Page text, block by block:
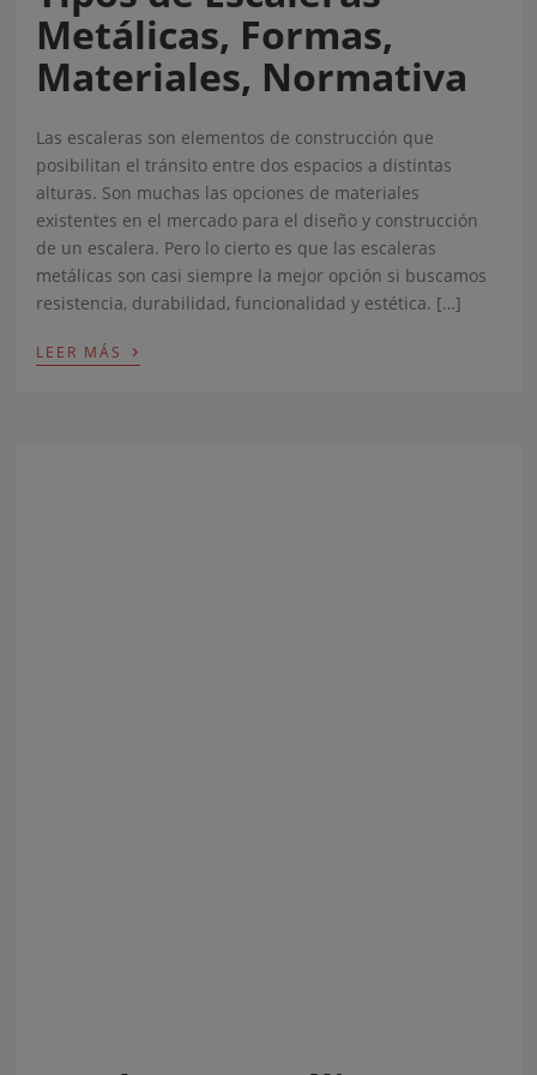
Metálicas, Formas,
Materiales, Normativa
Las escaleras son elementos de construcción que
posibilitan el tránsito entre dos espacios a distintas
alturas. Son muchas las opciones de materiales
existentes en el mercado para el diseño y construcción
de un escalera. Pero lo cierto es que las escaleras
metálicas son casi siempre la mejor opción si buscamos
resistencia, durabilidad, funcionalidad y estética. […]
LEER MÁS ›